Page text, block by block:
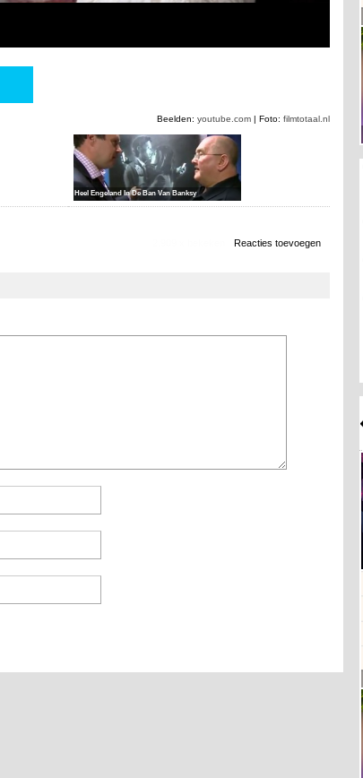
Beelden: youtube.com | Foto: filmtotaal.nl
Heel Engeland In De Ban Van Banksy
Reacties toevoegen